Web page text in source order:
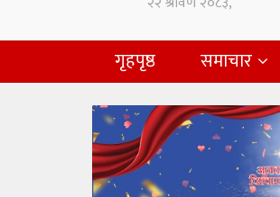
गृहपृष्ठ समाचार